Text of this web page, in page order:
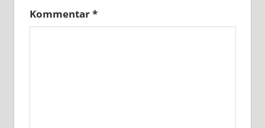
Kommentar*